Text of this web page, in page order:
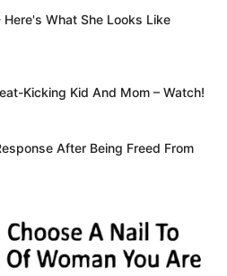
What She Looks Like
Kicking Kid And Mom – Watch!
After Being Freed From